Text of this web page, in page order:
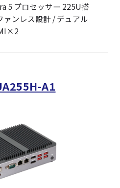
5 プロセッサー 225U搭
ァンレス設計 / デュアル
A1